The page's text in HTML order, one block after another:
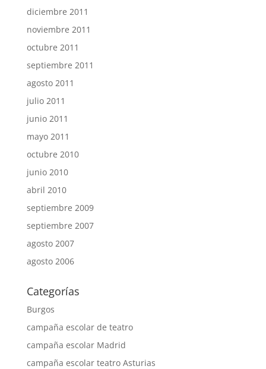
diciembre 2011
noviembre 2011
octubre 2011
septiembre 2011
agosto 2011
julio 2011
junio 2011
mayo 2011
octubre 2010
junio 2010
abril 2010
septiembre 2009
septiembre 2007
agosto 2007
agosto 2006
Categorías
Burgos
campaña escolar de teatro
campaña escolar Madrid
campaña escolar teatro Asturias